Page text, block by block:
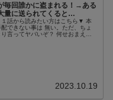
毎回誰かに盗まれる！→ある
量に送られてくると…
話から読みたい方はこちら▼ 本
できない事は 無い。ただ、ちょ
言ってヤバいぞ？ 何せおまえの
2023.10.19